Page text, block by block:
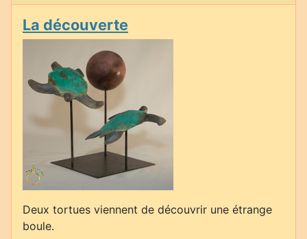
La découverte
Deux tortues viennent de découvrir une étrange
boule.